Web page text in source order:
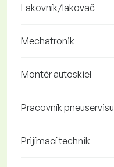
Lakovník/lakovač
Mechatronik
Montér autoskiel
Pracovník pneuservisu
Prijímací technik